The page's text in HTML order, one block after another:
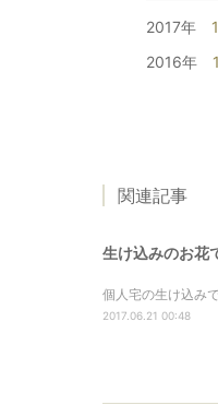
2017年
2016年
関連記事
生け込みのお花
個人宅の生け込み
2017.06.21 00:48